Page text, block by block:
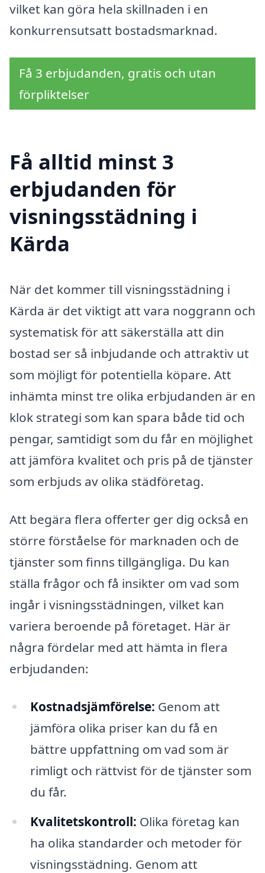
vilket kan göra hela skillnaden i en
konkurrensutsatt bostadsmarknad.
Få 3 erbjudanden, gratis och utan
förpliktelser
Få alltid minst 3
erbjudanden för
visningsstädning i
Kärda
När det kommer till visningsstädning i
Kärda är det viktigt att vara noggrann och
systematisk för att säkerställa att din
bostad ser så inbjudande och attraktiv ut
som möjligt för potentiella köpare. Att
inhämta minst tre olika erbjudanden är en
klok strategi som kan spara både tid och
pengar, samtidigt som du får en möjlighet
att jämföra kvalitet och pris på de tjänster
som erbjuds av olika städföretag.
Att begära flera offerter ger dig också en
större förståelse för marknaden och de
tjänster som finns tillgängliga. Du kan
ställa frågor och få insikter om vad som
ingår i visningsstädningen, vilket kan
variera beroende på företaget. Här är
några fördelar med att hämta in flera
erbjudanden:
Kostnadsjämförelse: Genom att
jämföra olika priser kan du få en
bättre uppfattning om vad som är
rimligt och rättvist för de tjänster som
du får.
Kvalitetskontroll: Olika företag kan
ha olika standarder och metoder för
visningsstädning. Genom att